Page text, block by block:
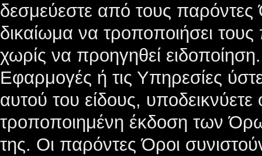
δεσμεύεστε από τους
δικαίωμα να τροποποιήσει
χωρίς να προηγηθεί
Εφαρμογές ή τις Υπηρεσίες
αυτού του είδους,
τροποποιημένη έκδοση των
της. Οι παρόντες Όροι